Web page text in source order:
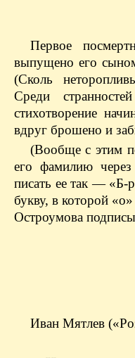
Первое
выпущено его сыном
(Сколь
Среди
стихотворение
вдруг брошено и
(Вообще с этим
его фамилию
писать ее так — «Б-
букву, в которой
Остроумова
Иван Мятлев